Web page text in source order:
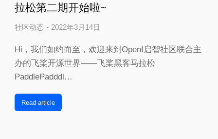
拉松第二期开始啦~
社区动态 2022年3月14日
Hi，我们如约而至，欢迎来到OpenI启智社区联合主
办的飞桨开源世界——飞桨黑客马拉松
PaddlePadddl…
Read article